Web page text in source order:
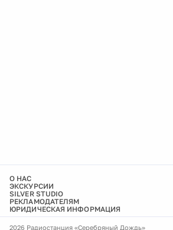
О НАС
ЭКСКУРСИИ
SILVER STUDIO
РЕКЛАМОДАТЕЛЯМ
ЮРИДИЧЕСКАЯ ИНФОРМАЦИЯ
2026 Радиостанция «Серебряный Дождь»